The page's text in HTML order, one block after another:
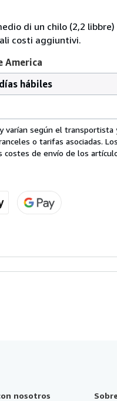
di un chilo (2,2
costi aggiuntivi.
America
hábiles
según el transportista
o tarifas asociadas.
costes de envío de los
nosotros